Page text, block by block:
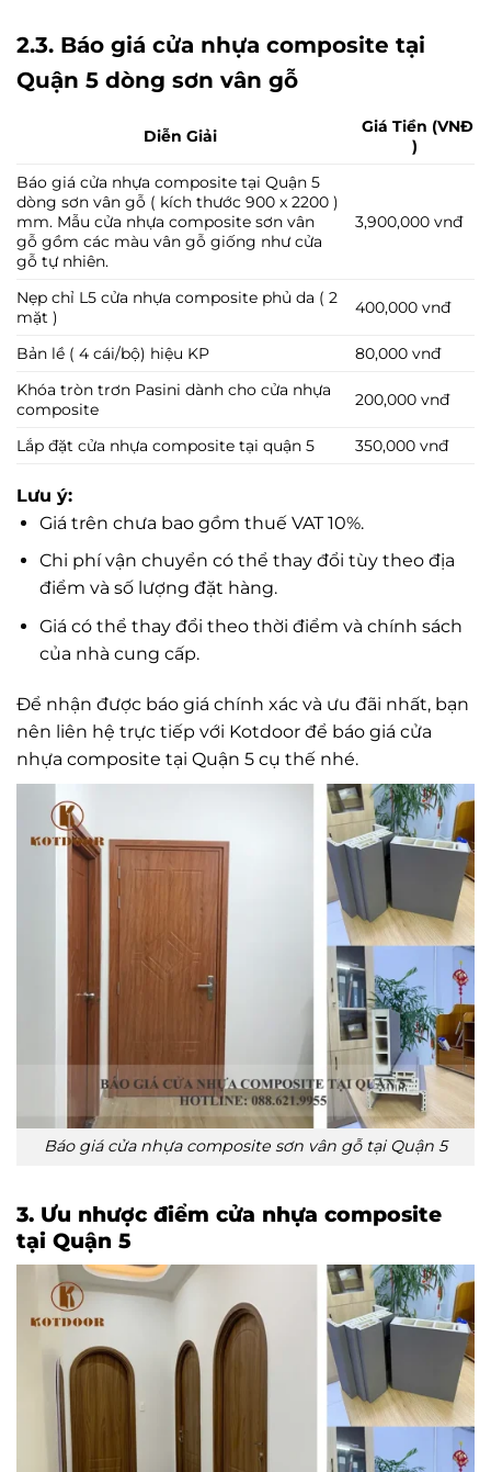
2.3. Báo giá cửa nhựa composite tại
Quận 5 dòng sơn vân gỗ
Diễn Giải
Giá Tiền (VNĐ
)
Báo giá cửa nhựa composite tại Quận 5
dòng sơn vân gỗ ( kích thước 900 x 2200 )
mm. Mẫu cửa nhựa composite sơn vân
gỗ gồm các màu vân gỗ giống như cửa
gỗ tự nhiên.
3,900,000 vnđ
Nẹp chỉ L5 cửa nhựa composite phủ da ( 2
mặt )
400,000 vnđ
Bản lề ( 4 cái/bộ) hiệu KP
80,000 vnđ
Khóa tròn trơn Pasini dành cho cửa nhựa
composite
200,000 vnđ
Lắp đặt cửa nhựa composite tại quận 5 350,000 vnđ
Lưu ý:
Giá trên chưa bao gồm thuế VAT 10%.
Chi phí vận chuyển có thể thay đổi tùy theo địa
điểm và số lượng đặt hàng.
Giá có thể thay đổi theo thời điểm và chính sách
của nhà cung cấp.
Để nhận được báo giá chính xác và ưu đãi nhất, bạn
nên liên hệ trực tiếp với Kotdoor để báo giá cửa
nhựa composite tại Quận 5 cụ thế nhé.
Báo giá cửa nhựa composite sơn vân gỗ tại Quận 5
3. Ưu nhược điểm cửa nhựa composite
tại Quận 5